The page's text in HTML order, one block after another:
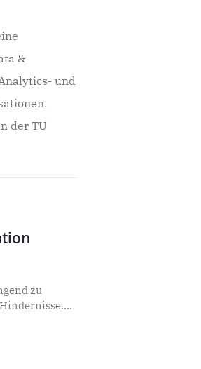
&
und
der TU
zu